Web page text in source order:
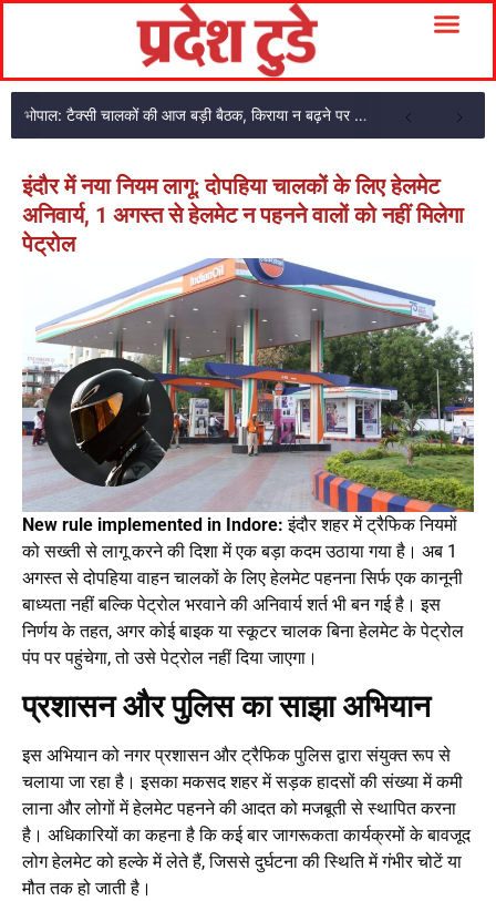
भोपाल: टैक्सी चालकों की आज बड़ी बैठक, किराया न बढ़ने पर प्रदेशव्यापी आंदोलन की चेतावनी
इंदौर में नया नियम लागू: दोपहिया चालकों के लिए हेलमेट
अनिवार्य, 1 अगस्त से हेलमेट न पहनने वालों को नहीं मिलेगा
पेट्रोल
New rule implemented in Indore:इंदौर शहर में ट्रैफिक नियमों
को सख्ती से लागू करने की दिशा में एक बड़ा कदम उठाया गया है। अब 1
अगस्त से दोपहिया वाहन चालकों के लिए हेलमेट पहनना सिर्फ एक कानूनी
बाध्यता नहीं बल्कि पेट्रोल भरवाने की अनिवार्य शर्त भी बन गई है। इस
निर्णय के तहत, अगर कोई बाइक या स्कूटर चालक बिना हेलमेट के पेट्रोल
पंप पर पहुंचेगा, तो उसे पेट्रोल नहीं दिया जाएगा।
प्रशासन और पुलिस का साझा अभियान
इस अभियान को नगर प्रशासन और ट्रैफिक पुलिस द्वारा संयुक्त रूप से
चलाया जा रहा है। इसका मकसद शहर में सड़क हादसों की संख्या में कमी
लाना और लोगों में हेलमेट पहनने की आदत को मजबूती से स्थापित करना
है। अधिकारियों का कहना है कि कई बार जागरूकता कार्यक्रमों के बावजूद
लोग हेलमेट को हल्के में लेते हैं, जिससे दुर्घटना की स्थिति में गंभीर चोटें या
मौत तक हो जाती है।